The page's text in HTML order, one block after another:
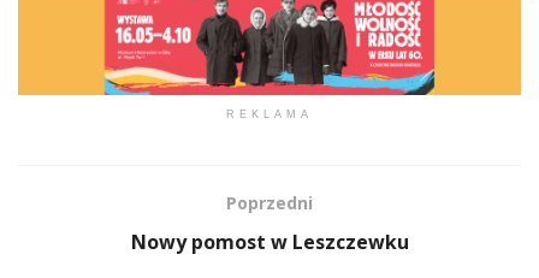
REKLAMA
Poprzedni
Nowy pomost w Leszczewku